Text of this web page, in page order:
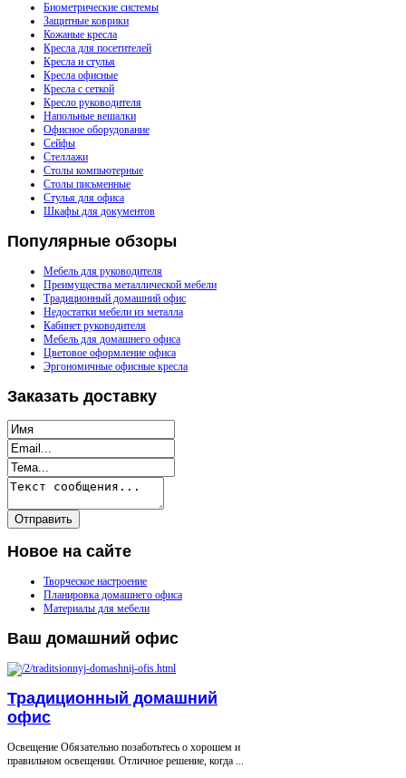
Биометрические системы
Защитные коврики
Кожаные кресла
Кресла для посетителей
Кресла и стулья
Кресла офисные
Кресла с сеткой
Кресло руководителя
Напольные вешалки
Офисное оборудование
Сейфы
Стеллажи
Столы компьютерные
Столы письменные
Стулья для офиса
Шкафы для документов
Популярные обзоры
Мебель для руководителя
Преимущества металлической мебели
Традиционный домашний офис
Недостатки мебели из металла
Кабинет руководителя
Мебель для домашнего офиса
Цветовое оформление офиса
Эргономичные офисные кресла
Заказать доставку
Новое на сайте
Творческое настроение
Планировка домашнего офиса
Материалы для мебели
Ваш домашний офис
Традиционный домашний
офис
Освещение Обязательно позаботьтесь о хорошем и
правильном освещении. Отличное решение, когда ...